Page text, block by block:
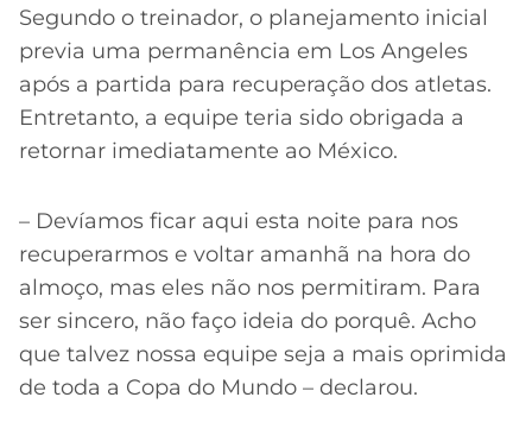
Segundo o treinador, o planejamento inicial
previa uma permanência em Los Angeles
após a partida para recuperação dos atletas.
Entretanto, a equipe teria sido obrigada a
retornar imediatamente ao México.
– Devíamos ficar aqui esta noite para nos
recuperarmos e voltar amanhã na hora do
almoço, mas eles não nos permitiram. Para
ser sincero, não faço ideia do porquê. Acho
que talvez nossa equipe seja a mais oprimida
de toda a Copa do Mundo – declarou.